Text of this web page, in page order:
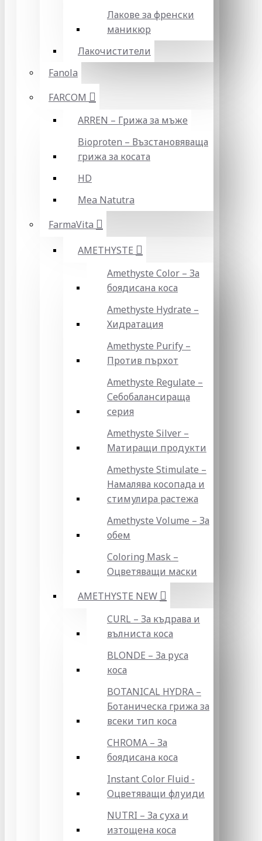
Лакове за френски
маникюр
Лакочистители
Fanola
FARCOM
ARREN – Грижа за мъже
Bioproten – Възстановяваща
грижа за косата
HD
Mea Natutra
FarmaVita
AMETHYSTE
Amethyste Color – За
боядисана коса
Amethyste Hydrate –
Хидратация
Amethyste Purify –
Против пърхот
Amethyste Regulate –
Себобалансираща
серия
Amethyste Silver –
Матиращи продукти
Amethyste Stimulate –
Намалява косопада и
стимулира растежа
Amethyste Volume – За
обем
Coloring Mask –
Оцветяващи маски
AMETHYSTE NEW
CURL – За къдрава и
вълниста коса
BLONDE – За руса
коса
BOTANICAL HYDRA –
Ботаническа грижа за
всеки тип коса
CHROMA – За
боядисана коса
Instant Color Fluid -
Оцветяващи флуиди
NUTRI – За суха и
изтощена коса